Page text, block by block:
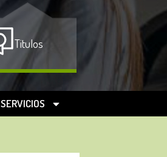
Titulos
SERVICIOS